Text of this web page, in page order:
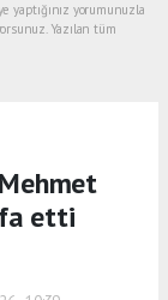
yaptığınız yorumunuzla
Yazılan tüm
etti